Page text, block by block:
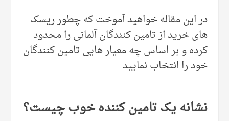
در این مقاله خواهید آموخت که چطور ریسک
های خرید از تامین کنندگان آلمانی را محدود
کرده و بر اساس چه معیار هایی تامین کنندگان
خود را انتخاب نمایید.
نشانه یک تامین کننده خوب چیست؟